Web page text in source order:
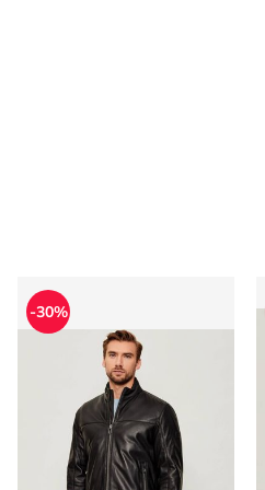
Kurtka męska na wiosnę Joop!
-30%